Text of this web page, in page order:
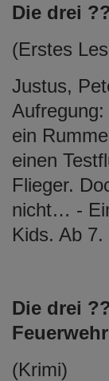
Die drei
(Erstes
Justus,
ein
einen
Flieger.
nicht… -
Kids. Ab 7.
Die drei
(Krimi)